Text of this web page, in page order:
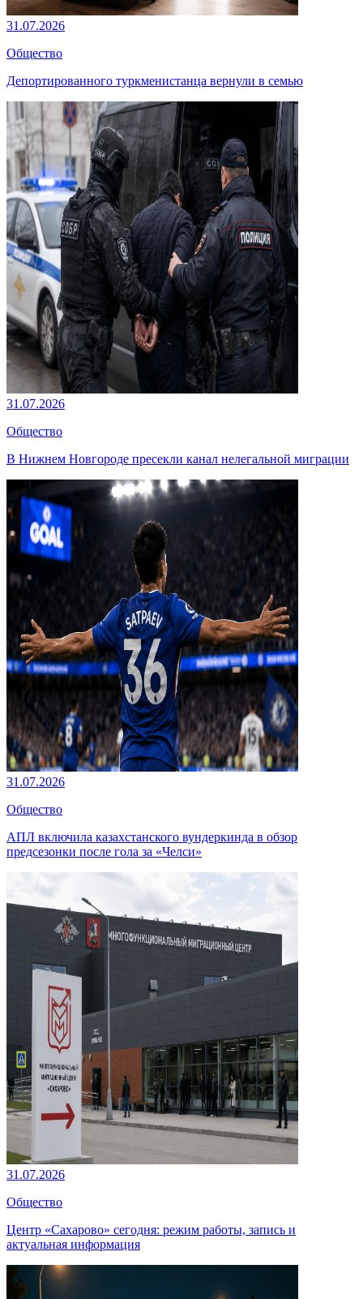
31.07.2026
Общество
Депортированного туркменистанца вернули в семью
31.07.2026
Общество
В Нижнем Новгороде пресекли канал нелегальной миграции
31.07.2026
Общество
АПЛ включила казахстанского вундеркинда в обзор
предсезонки после гола за «Челси»
31.07.2026
Общество
Центр «Сахарово» сегодня: режим работы, запись и
актуальная информация